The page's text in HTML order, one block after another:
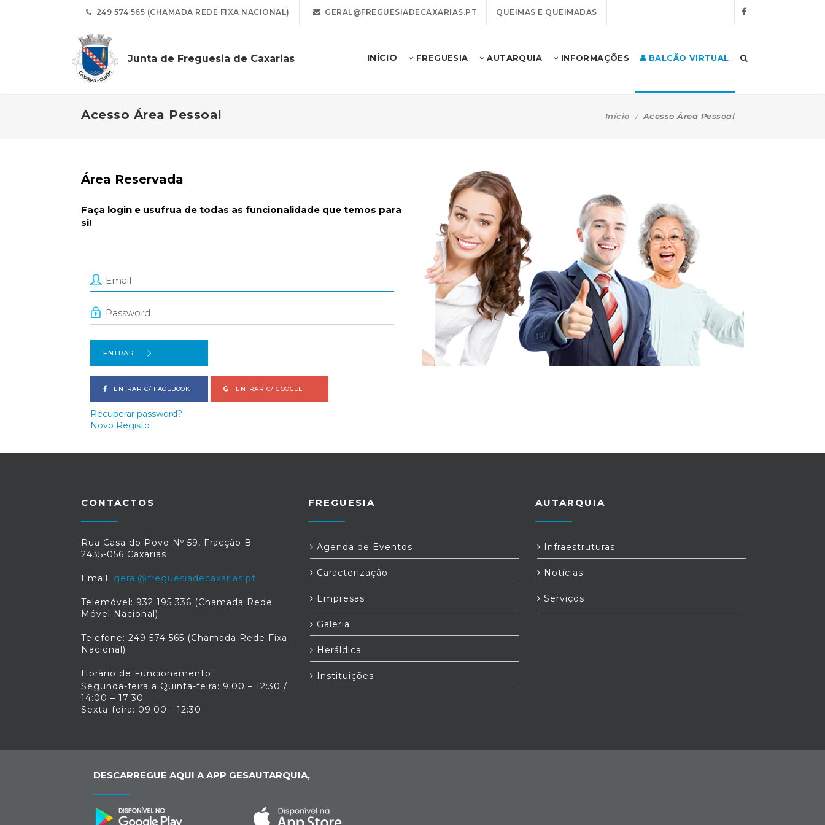
249 574 565 (CHAMADA REDE FIXA NACIONAL) GERAL@FREGUESIADECAXARIAS.PT QUEIMAS E QUEIMADAS
Junta de Freguesia de Caxarias INÍCIO FREGUESIA AUTARQUIA INFORMAÇÕES BALCÃO VIRTUAL
Acesso Área Pessoal Início Acesso Área Pessoal
Área Reservada
Faça login e usufrua de todas as funcionalidade que temos para
si!
ENTRAR
ENTRAR C/ FACEBOOK ENTRAR C/ GOOGLE
Recuperar password?
Novo Registo
CONTACTOS
Rua Casa do Povo Nº 59, Fracção B
2435-056 Caxarias
Email: geral@freguesiadecaxarias.pt
Telemóvel: 932 195 336 (Chamada Rede
Móvel Nacional)
Telefone: 249 574 565 (Chamada Rede Fixa
Nacional)
Horário de Funcionamento:
Segunda-feira a Quinta-feira: 9:00 – 12:30 /
14:00 – 17:30
Sexta-feira: 09:00 - 12:30
FREGUESIA
Agenda de Eventos
Caracterização
Empresas
Galeria
Heráldica
Instituições
AUTARQUIA
Infraestruturas
Notícias
Serviços
DESCARREGUE AQUI A APP GESAUTARQUIA,